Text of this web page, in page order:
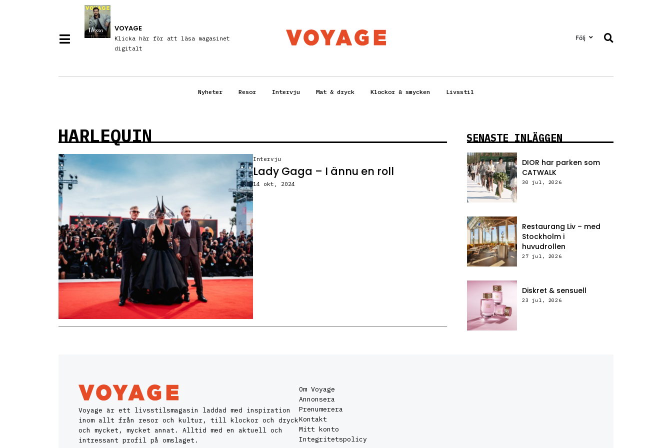
VOYAGE
Klicka här för att läsa magasinet
digitalt
Följ
Nyheter Resor Intervju Mat & dryck Klockor & smycken Livsstil
HARLEQUIN
Intervju
Lady Gaga – I ännu en roll
14 okt, 2024
SENASTE INLÄGGEN
DIOR har parken som
CATWALK
30 jul, 2026
Restaurang Liv – med
Stockholm i
huvudrollen
27 jul, 2026
Diskret & sensuell
23 jul, 2026
Voyage är ett livsstilsmagasin laddad med inspiration
inom allt från resor och kultur, till klockor och dryck
och mycket, mycket annat. Alltid med en aktuell och
intressant profil på omslaget.
Om Voyage
Annonsera
Prenumerera
Kontakt
Mitt konto
Integritetspolicy